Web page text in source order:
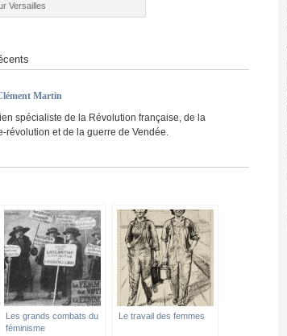
Versailles
Martin
spécialiste de la Révolution française, de la
révolution et de la guerre de Vendée.
Les grands combats du
féminisme
Le travail des femmes